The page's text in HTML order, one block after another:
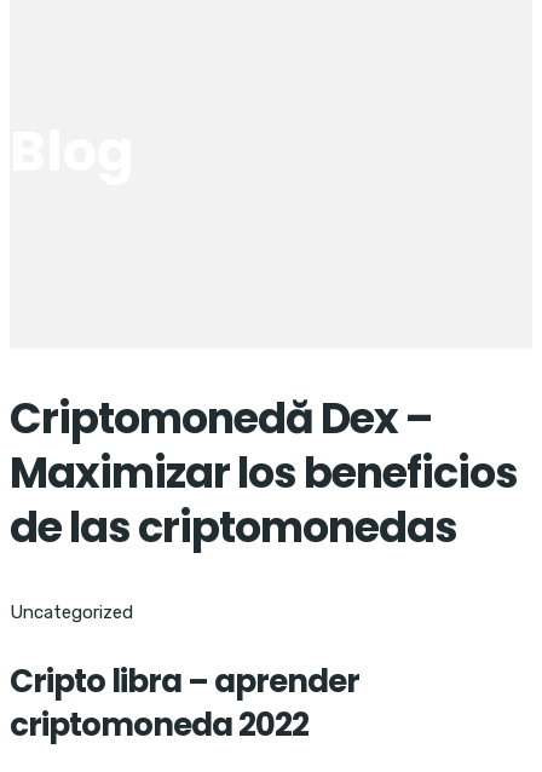
Criptomonedă Dex –
Maximizar los beneficios
de las criptomonedas
Uncategorized
Cripto libra – aprender
criptomoneda 2022